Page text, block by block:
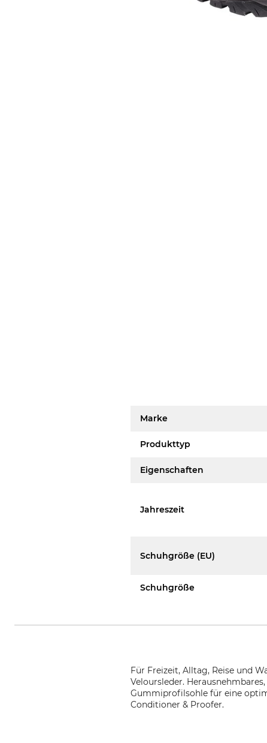
Marke
Produkttyp
Eigenschaften
Jahreszeit
Schuhgröße (EU)
Schuhgröße
Für Freizeit, Alltag, Reise und
Veloursleder.
Gummiprofilsohle für eine
Conditioner & Proofer.